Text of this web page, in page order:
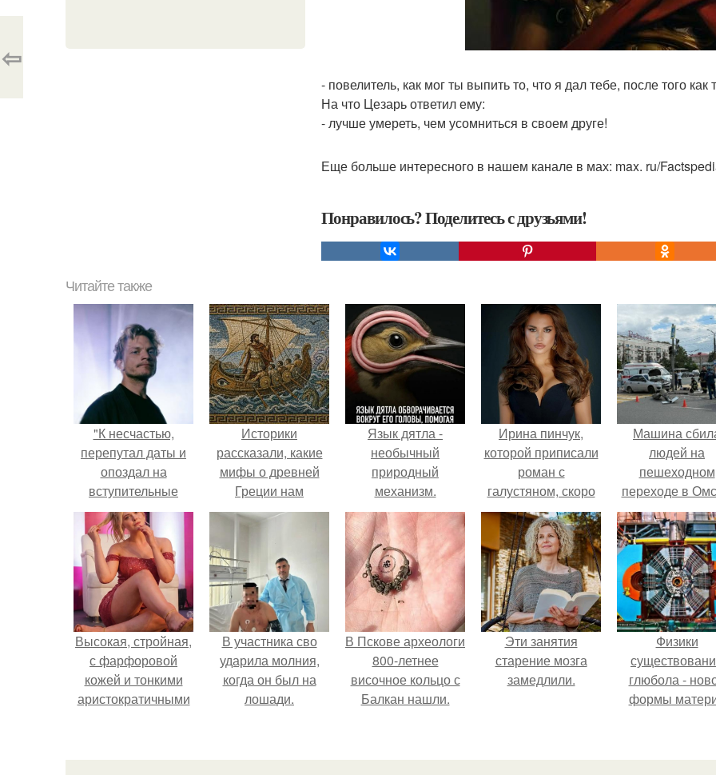
- повелитель, как мог ты выпить то, что я дал тебе, после того как
На что Цезарь ответил ему:
- лучше умереть, чем усомниться в своем друге!
Еще больше интересного в нашем канале в мах: max. ru/
Понравилось? Поделитесь с друзьями!
⇦
Читайте также
"К несчастью,
перепутал даты и
опоздал на
вступительные
экзамены.
Историки
рассказали, какие
мифы о древней
Греции нам
навязало кино.
Язык дятла -
необычный
природный
механизм.
Ирина пинчук,
которой приписали
роман с
галустяном, скоро
выйдет замуж и
родит: "Человек
Будет Иметь Силу,
Статус".
Машина
людей на
пешеходном
переходе в
пострадали 8
человек.
Высокая, стройная,
с фарфоровой
кожей и тонкими
аристократичными
сошла с полотна
В участника сво
ударила молния,
когда он был на
лошади.
В Пскове археологи
800-летнее
височное кольцо с
Балкан нашли.
Эти занятия
старение мозга
замедлили.
Физики
глюбола -
формы